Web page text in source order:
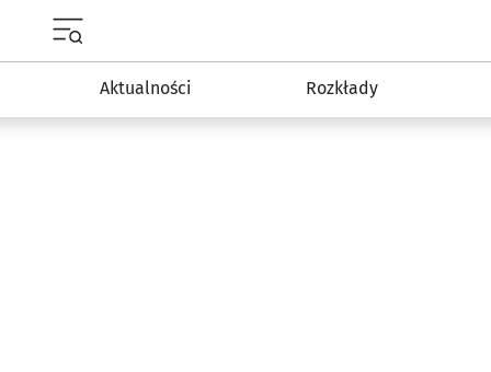
Aktualności Rozkłady